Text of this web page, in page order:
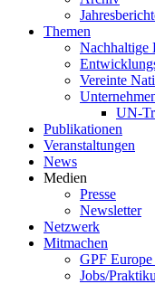
Themen
Nachhaltige
Vereinte
UN-
Publikationen
Veranstaltungen
News
Medien
Presse
Newsletter
Netzwerk
Mitmachen
GPF Europe
Jobs/